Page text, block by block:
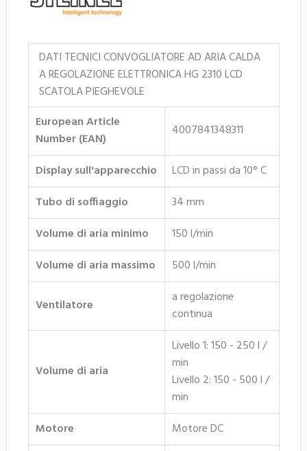
DATI TECNICI CONVOGLIATORE AD ARIA CALDA
A REGOLAZIONE ELETTRONICA HG 2310 LCD
SCATOLA PIEGHEVOLE
European Article
Number (EAN)
4007841348311
Display sull'apparecchio
LCD in passi da 10° C
Tubo di soffiaggio
34 mm
Volume di aria minimo
150 l/min
Volume di aria massimo
500 l/min
Ventilatore
a regolazione
continua
Volume di aria
Livello 1: 150 - 250 l /
min
Livello 2: 150 - 500 l /
min
Motore
Motore DC